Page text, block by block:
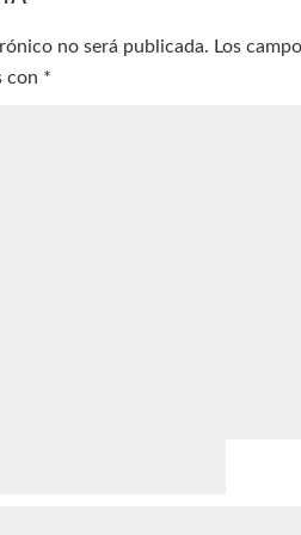
no será publicada. Los
con *